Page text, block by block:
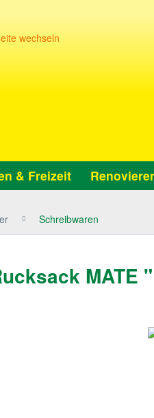
& Freizeit
Schreibwaren
MATE